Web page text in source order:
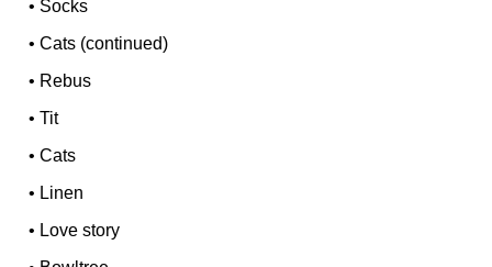
• Socks
•Cats (continued)
• Rebus
•Tit
•Cats
• Linen
• Love story